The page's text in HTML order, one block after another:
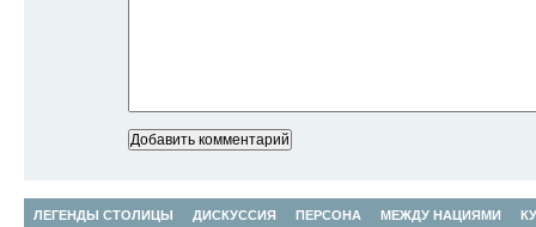
ЛЕГЕНДЫ СТОЛИЦЫ ДИСКУССИЯ ПЕРСОНА МЕЖДУ НАЦИЯМИ